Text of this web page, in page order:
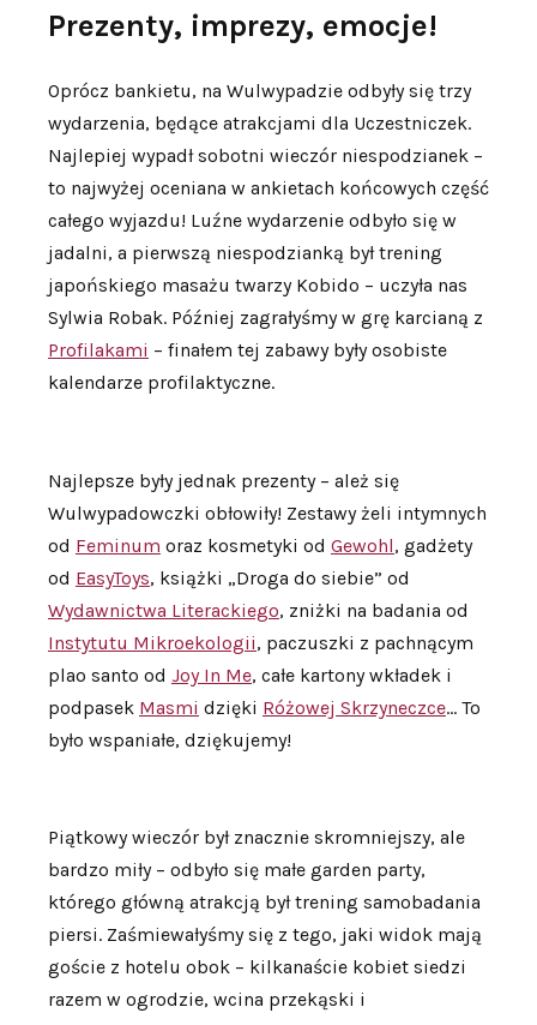
Prezenty, imprezy, emocje!
Oprócz bankietu, na Wulwypadzie odbyły się trzy
wydarzenia, będące atrakcjami dla Uczestniczek.
Najlepiej wypadł sobotni wieczór niespodzianek –
to najwyżej oceniana w ankietach końcowych część
całego wyjazdu! Luźne wydarzenie odbyło się w
jadalni, a pierwszą niespodzianką był trening
japońskiego masażu twarzy Kobido – uczyła nas
Sylwia Robak. Później zagrałyśmy w grę karcianą z
Profilakami – finałem tej zabawy były osobiste
kalendarze profilaktyczne.
Najlepsze były jednak prezenty – ależ się
Wulwypadowczki obłowiły! Zestawy żeli intymnych
od Feminum oraz kosmetyki od Gewohl, gadżety
od EasyToys, książki „Droga do siebie” od
Wydawnictwa Literackiego, zniżki na badania od
Instytutu Mikroekologii, paczuszki z pachnącym
plao santo od Joy In Me, całe kartony wkładek i
podpasek Masmi dzięki Różowej Skrzyneczce… To
było wspaniałe, dziękujemy!
Piątkowy wieczór był znacznie skromniejszy, ale
bardzo miły – odbyło się małe garden party,
którego główną atrakcją był trening samobadania
piersi. Zaśmiewałyśmy się z tego, jaki widok mają
goście z hotelu obok – kilkanaście kobiet siedzi
razem w ogrodzie, wcina przekąski i